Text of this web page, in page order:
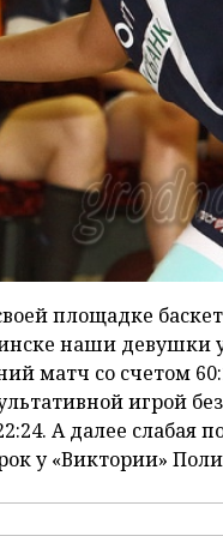
площадке
наши
матч со счетом
игрой
А далее слабая
у «Виктории»